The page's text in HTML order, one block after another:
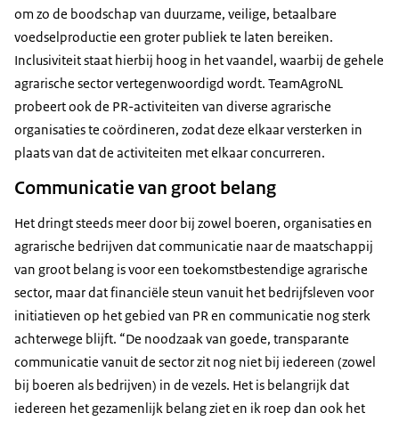
om zo de boodschap van duurzame, veilige, betaalbare
voedselproductie een groter publiek te laten bereiken.
Inclusiviteit staat hierbij hoog in het vaandel, waarbij de gehele
agrarische sector vertegenwoordigd wordt. TeamAgroNL
probeert ook de PR-activiteiten van diverse agrarische
organisaties te coördineren, zodat deze elkaar versterken in
plaats van dat de activiteiten met elkaar concurreren.
Communicatie van groot belang
Het dringt steeds meer door bij zowel boeren, organisaties en
agrarische bedrijven dat communicatie naar de maatschappij
van groot belang is voor een toekomstbestendige agrarische
sector, maar dat financiële steun vanuit het bedrijfsleven voor
initiatieven op het gebied van PR en communicatie nog sterk
achterwege blijft. “De noodzaak van goede, transparante
communicatie vanuit de sector zit nog niet bij iedereen (zowel
bij boeren als bedrijven) in de vezels. Het is belangrijk dat
iedereen het gezamenlijk belang ziet en ik roep dan ook het